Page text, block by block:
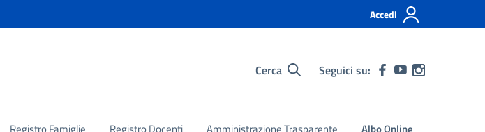
Accedi
Cerca Seguici su: